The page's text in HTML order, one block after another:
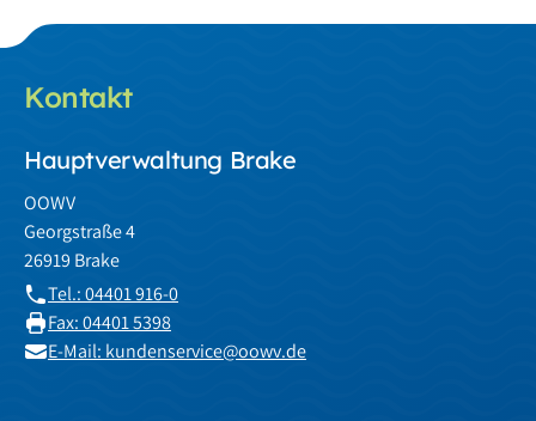
Kontakt
Hauptverwaltung Brake
OOWV
Georgstraße 4
26919 Brake
Tel.: 04401 916-0
Fax: 04401 5398
E-Mail: kundenservice@oowv.de